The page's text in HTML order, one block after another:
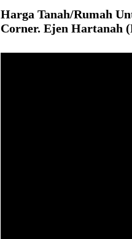
Harga Tanah/Rumah
Corner. Ejen Hartanah